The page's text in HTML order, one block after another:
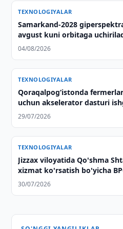
TEXNOLOGIYALAR
Samarkand-2028
avgust kuni orbitaga
04/08/2026
TEXNOLOGIYALAR
Qoraqalpog‘istonda
uchun akselerator dasturi
29/07/2026
TEXNOLOGIYALAR
Jizzax viloyatida Qo'shma
xizmat ko'rsatish bo'yicha
tushirildi
30/07/2026